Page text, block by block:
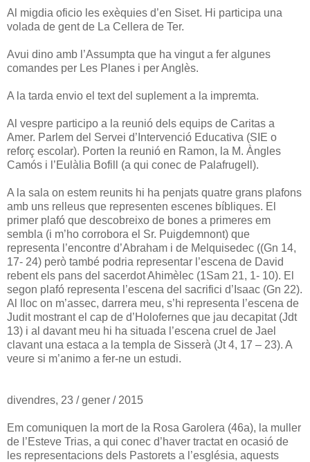
Al migdia oficio les exèquies d’en Siset. Hi participa una
volada de gent de La Cellera de Ter.
Avui dino amb l’Assumpta que ha vingut a fer algunes
comandes per Les Planes i per Anglès.
A la tarda envio el text del suplement a la impremta.
Al vespre participo a la reunió dels equips de Caritas a
Amer. Parlem del Servei d’Intervenció Educativa (SIE o
reforç escolar). Porten la reunió en Ramon, la M. Àngles
Camós i l’Eulàlia Bofill (a qui conec de Palafrugell).
A la sala on estem reunits hi ha penjats quatre grans plafons
amb uns relleus que representen escenes bíbliques. El
primer plafó que descobreixo de bones a primeres em
sembla (i m’ho corrobora el Sr. Puigdemnont) que
representa l’encontre d’Abraham i de Melquisedec ((Gn 14,
17- 24) però també podria representar l’escena de David
rebent els pans del sacerdot Ahimèlec (1Sam 21, 1- 10). El
segon plafó representa l’escena del sacrifici d’Isaac (Gn 22).
Al lloc on m’assec, darrera meu, s’hi representa l’escena de
Judit mostrant el cap de d’Holofernes que jau decapitat (Jdt
13) i al davant meu hi ha situada l’escena cruel de Jael
clavant una estaca a la templa de Sisserà (Jt 4, 17 – 23). A
veure si m’animo a fer-ne un estudi.
divendres, 23 / gener / 2015
Em comuniquen la mort de la Rosa Garolera (46a), la muller
de l’Esteve Trias, a qui conec d’haver tractat en ocasió de
les representacions dels Pastorets a l’església, aquests